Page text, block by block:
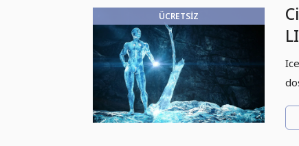
ÜCRETSIZ